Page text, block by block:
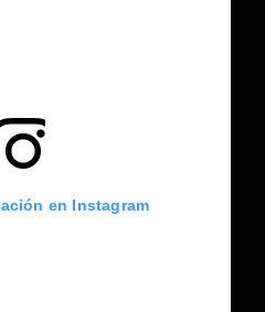
en Instagram